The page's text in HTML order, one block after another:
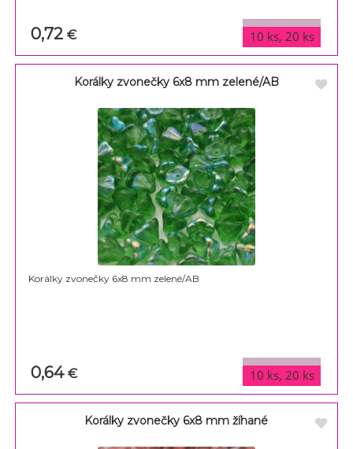
varianty
10 ks, 20 ks
0,72€
Korálky zvonečky 6x8 mm zelené/AB
Korálky zvonečky 6x8 mm zelené/AB
varianty
10 ks, 20 ks
0,64€
Korálky zvonečky 6x8 mm žíhané